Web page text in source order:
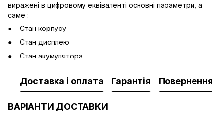
виражені в цифровому еквіваленті основні параметри, а
саме :
Стан корпусу
Стан дисплею
Стан акумулятора
Доставка і оплата Гарантія Повернення
ВАРІАНТИ ДОСТАВКИ